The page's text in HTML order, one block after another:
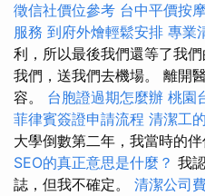
徵信社價位參考 台中平價按
服務 到府外燴輕鬆安排 專業
利，所以最後我們還等了我
我們，送我們去機場。 離開
容。 台胞證過期怎麼辦 桃園
菲律賓簽證申請流程 清潔工
大學倒數第二年，我當時的伴
SEO的真正意思是什麼？ 我
誌，但我不確定。 清潔公司